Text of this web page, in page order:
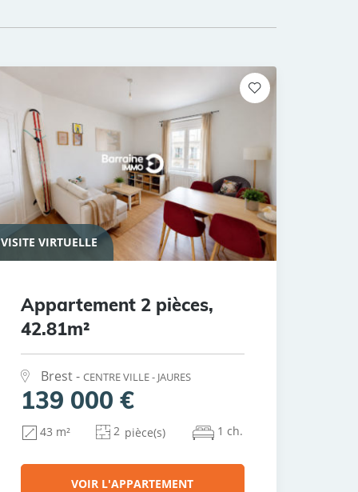
VISITE VIRTUELLE
Appartement 2 pièces,
42.81m²
Brest - CENTRE VILLE - JAURES
139 000 €
43 m² 2 pièce(s) 1 ch.
VOIR L'APPARTEMENT